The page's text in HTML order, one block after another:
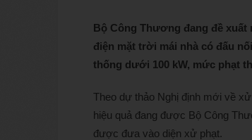
Bộ Công Thương đang đề
điện mặt trời mái nhà có đấu
thống dưới 100 kW, mức phạt
Theo dự thảo Nghị định mới về
hiệu quả đang được Bộ Công
được đưa vào diện xử phạt.